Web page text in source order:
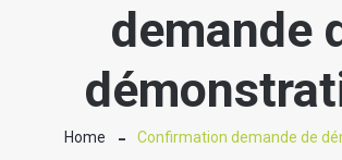
demande
Home Confirmation demande de